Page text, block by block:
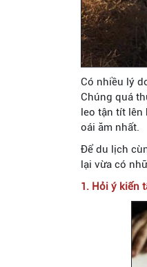
Có nhiều lý
Chúng quá
leo tận tít lên
oái ăm nhất.
Để du lịch
lại vừa có
1. Hỏi ý kiến